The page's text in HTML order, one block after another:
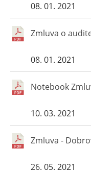
08. 01. 2021
Zmluva o
08. 01. 2021
Notebook
10. 03. 2021
Zmluva -
26. 05. 2021